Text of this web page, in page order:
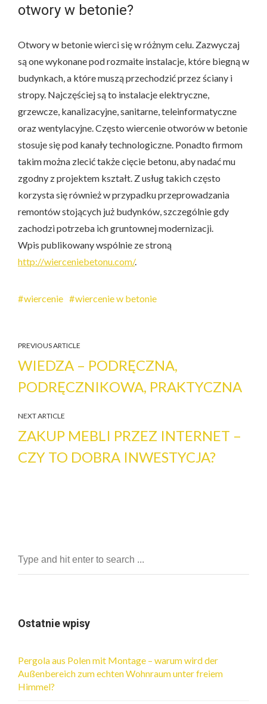
otwory w betonie?
Otwory w betonie wierci się w różnym celu. Zazwyczaj
są one wykonane pod rozmaite instalacje, które biegną w
budynkach, a które muszą przechodzić przez ściany i
stropy. Najczęściej są to instalacje elektryczne,
grzewcze, kanalizacyjne, sanitarne, teleinformatyczne
oraz wentylacyjne. Często wiercenie otworów w betonie
stosuje się pod kanały technologiczne. Ponadto firmom
takim można zlecić także cięcie betonu, aby nadać mu
zgodny z projektem kształt. Z usług takich często
korzysta się również w przypadku przeprowadzania
remontów stojących już budynków, szczególnie gdy
zachodzi potrzeba ich gruntownej modernizacji.
Wpis publikowany wspólnie ze stroną
http://wierceniebetonu.com/.
wiercenie wiercenie w betonie
PREVIOUS ARTICLE
WIEDZA – PODRĘCZNA,
PODRĘCZNIKOWA, PRAKTYCZNA
NEXT ARTICLE
ZAKUP MEBLI PRZEZ INTERNET –
CZY TO DOBRA INWESTYCJA?
Ostatnie wpisy
Pergola aus Polen mit Montage – warum wird der
Außenbereich zum echten Wohnraum unter freiem
Himmel?